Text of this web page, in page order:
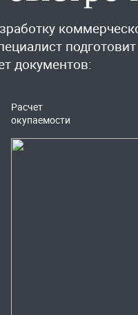
документов:
Расчет
окупаемости